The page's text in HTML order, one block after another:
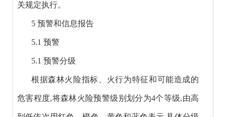
关规定执行。
5 预警和信息报告
5.1 预警
5.1 预警分级
根据森林火险指标、火行为特征和可能造成的
危害程度,将森林火险预警级别划分为4个等级,由高